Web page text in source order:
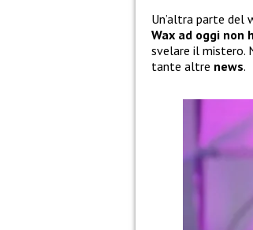
Un’altra parte del
Wax ad oggi non
svelare il mistero.
tante altre news.